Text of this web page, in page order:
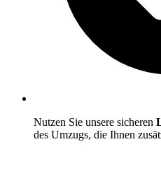
Nutzen Sie unsere sicheren
des Umzugs, die Ihnen